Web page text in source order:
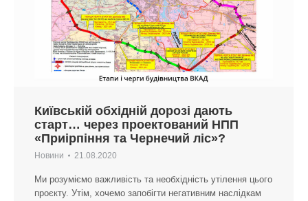
Київській обхідній дорозі дають
старт… через проектований НПП
«Приірпіння та Чернечий ліс»?
Новини 21.08.2020
Ми розуміємо важливість та необхідність утілення цього
проєкту. Утім, хочемо запобігти негативним наслідкам